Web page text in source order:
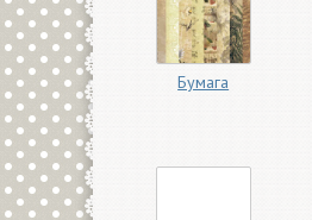
Бумага